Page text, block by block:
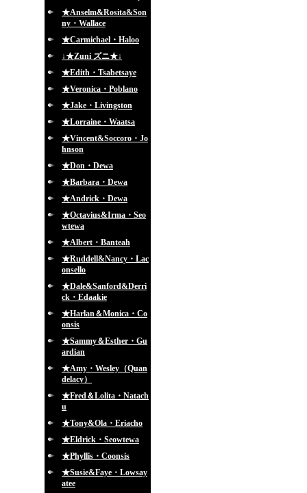
★Anselm&Rosita&Son
ny・Wallace
★Carmichael・Haloo
↓★Zuni ズニ★↓
★Edith・Tsabetsaye
★Veronica・Poblano
★Jake・Livingston
★Lorraine・Waatsa
★Vincent&Soccoro・Jo
hnson
★Don・Dewa
★Barbara・Dewa
★Andrick・Dewa
★Octavius&Irma・Seo
wtewa
★Albert・Banteah
★Ruddell&Nancy・Lac
onsello
★Dale&Sanford&Derri
ck・Edaakie
★Harlan＆Monica・Co
onsis
★Sammy＆Esther・Gu
ardian
★Amy・Wesley（Quan
delacy）
★Fred＆Lolita・Natach
u
★Tony&Ola・Eriacho
★Eldrick・Seowtewa
★Phyllis・Coonsis
★Susie&Faye・Lowsay
atee